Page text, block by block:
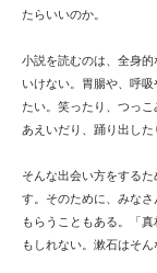
たらいいのか。
小説を読むのは、全身
いけない。胃腸や、呼
たい。笑ったり、つっ
あえいだり、踊り出した
そんな出会い方をする
す。そのために、みな
もらうこともある。「
もしれない。漱石はそ